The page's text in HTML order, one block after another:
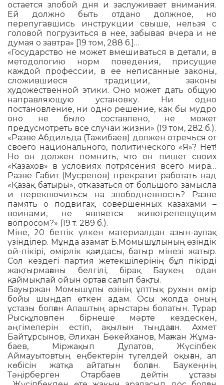
остается злобой дня и заслуживает внимания.
Ей должно быть отдано должное, но
перепугавшись инструкции свыше, нельзя с
головой погрузиться в нее, забывая вчера и не
думая о завтра» [19 том, 288 б.]…
«Государство не может вмешиваться в детали, в
методологию норм поведения, присущие
каждой профессии, в ее неписанные законы,
сложившиеся традиции, законы
художественной этики. Оно может дать общую
направляющую установку. Ни одно
постановление, ни одно решение, как бы мудро
оно не было составлено, не может
предусмотреть все случаи жизни» (19 том, 282 б.).
«Разве Абдильда (Тажибаев) должен отречься от
своего национального, политического «Я»? Нет!
Но он должен помнить, что он пишет своих
«Казахов» в ус­ловиях потрясения всего мира…
Разве Габит (Мусрепов) прекратит работать над
«Қазақ батыры», отказаться от большого замысла
и переключиться на злободневность? Разве
память о подвигах, совершенных казахами –
воинами, не является животрепещущим
вопросом?» (19 т. 289 б.).
Міне, 20 беттік үлкен материалдан азын-аулақ
үзінділер. Мұнда азамат Б.Момышұлының өзіндік
ой-пікірі, өмірлік қа­ғидасы, батыр мінезі жатыр.
Сол кез­де­гі партия жетекшілерінің бұл пікірді
жақтырмағаны белгілі, бірақ Баукең одан
қаймықпай ойын ортаға салып бақты.
Бауыржан Момышұлы өзінің ұлттық рухын өмір
бойы шыңдап өткен адам. Осы жол­да оның
ұстазы болған Алаштың арыс­тары болатын. Тұрар
Рысқұловпен бірнеше мәрте кездескен,
әңгімелерін естіп, ақылын тыңдаған. Ахмет
Байтұр­сы­нов, Әлихан Бөкейханов, Мағжан Жұма­
баев, Міржақып Дулатов, Жүсіпбек
Аймауытовтың еңбектерін түгелдей оқы­ған, ал
көбісін жатқа айтатын болған. Бау­кеңнің
Тәңірберген Отарбаев дейтін ұстазы